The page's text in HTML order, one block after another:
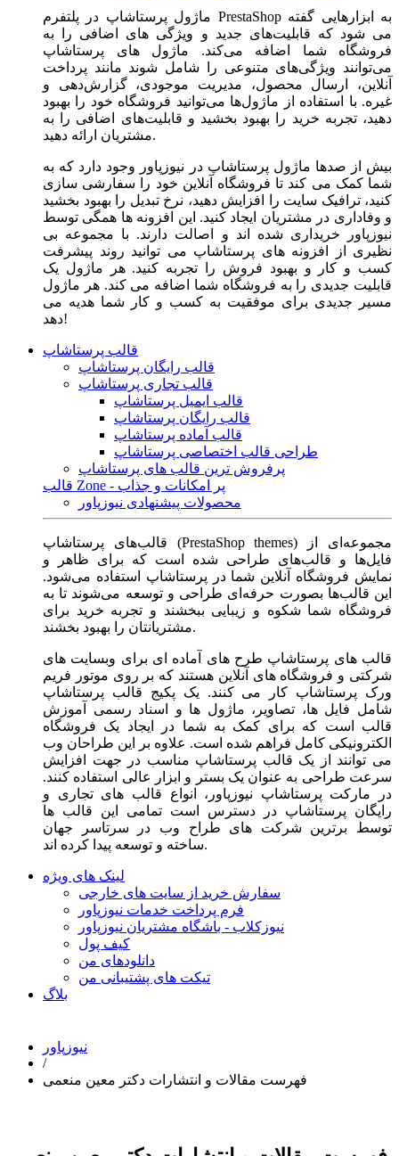
ماژول‌ پرستاشاپ در پلتفرم PrestaShop به ابزارهایی گفته
می شود که قابلیت‌های جدید و ویژگی های اضافی را به
فروشگاه شما اضافه می‌کند. ماژول های پرستاشاپ
می‌توانند ویژگی‌های متنوعی را شامل شوند مانند پرداخت
آنلاین، ارسال محصول، مدیریت موجودی، گزارش‌دهی و
غیره. با استفاده از ماژول‌ها می‌توانید فروشگاه خود را بهبود
دهید، تجربه خرید را بهبود بخشید و قابلیت‌های اضافی را به
مشتریان ارائه دهید.
بیش از صدها ماژول پرستاشاپ در نیوزپاور وجود دارد که به
شما کمک می کند تا فروشگاه آنلاین خود را سفارشی سازی
کنید، ترافیک سایت را افزایش دهید، نرخ تبدیل را بهبود بخشید
و وفاداری در مشتریان ایجاد کنید. این افزونه ها همگی توسط
نیوزپاور خریداری شده اند و اصالت دارند. با مجموعه بی
نظیری از افزونه های پرستاشاپ می توانید روند پیشرفت
کسب و کار و بهبود فروش را تجربه کنید. هر ماژول یک
قابلیت جدیدی را به فروشگاه شما اضافه می کند. هر ماژول
مسیر جدیدی برای موفقیت به کسب و کار شما هدیه می
دهد!
قالب پرستاشاپ
قالب رایگان پرستاشاپ
قالب تجاری پرستاشاپ
قالب ایمیل پرستاشاپ
قالب رایگان پرستاشاپ
قالب آماده پرستاشاپ
طراحی قالب اختصاصی پرستاشاپ
پرفروش ترین قالب های پرستاشاپ
قالب Zone - پر امکانات و جذاب
محصولات پیشنهادی نیوزپاور
قالب‌های پرستاشاپ (PrestaShop themes) مجموعه‌ای از
فایل‌ها و قالب‌های طراحی شده است که برای ظاهر و
نمایش فروشگاه آنلاین شما در پرستاشاپ استفاده می‌شود.
این قالب‌ها بصورت حرفه‌ای طراحی و توسعه می‌شوند تا به
فروشگاه شما شکوه و زیبایی ببخشند و تجربه خرید برای
مشتریانتان را بهبود بخشند.
قالب های پرستاشاپ طرح های آماده ای برای وبسایت های
شرکتی و فروشگاه های آنلاین هستند که بر روی موتور فریم
ورک پرستاشاپ کار می کنند. یک پکیج قالب پرستاشاپ
شامل فایل ها، تصاویر، ماژول ها و اسناد رسمی آموزش
قالب است که برای کمک به شما در ایجاد یک فروشگاه
الکترونیکی کامل فراهم شده است. علاوه بر این طراحان وب
می توانند از یک قالب پرستاشاپ مناسب در جهت افزایش
سرعت طراحی به عنوان یک بستر و ابزار عالی استفاده کنند.
در مارکت پرستاشاپ نیوزپاور، انواع قالب های تجاری و
رایگان پرستاشاپ در دسترس است تمامی این قالب ها
توسط برترین شرکت های طراح وب در سرتاسر جهان
ساخته و توسعه پیدا کرده اند.
لینک های ویژه
سفارش خرید از سایت های خارجی
فرم پرداخت خدمات نیوزپاور
نیوزکلاب - باشگاه مشتریان نیوزپاور
کیف پول
دانلودهای من
تیکت های پشتیبانی من
بلاگ
نیوزپاور
/
فهرست مقالات و انتشارات دکتر معین منعمی